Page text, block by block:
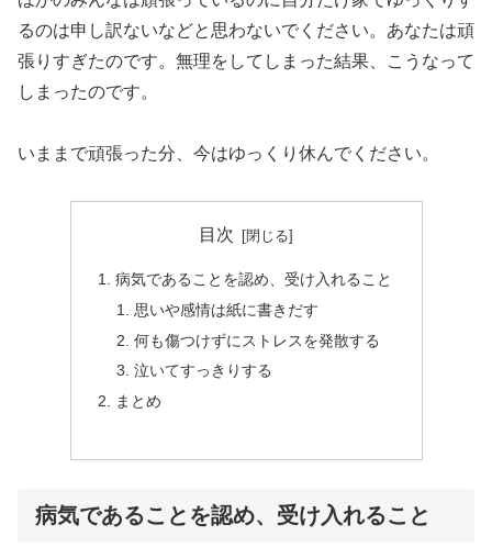
るのは申し訳ないなどと思わないでください。あなたは頑
張りすぎたのです。無理をしてしまった結果、こうなって
しまったのです。
いままで頑張った分、今はゆっくり休んでください。
目次
病気であることを認め、受け入れること
思いや感情は紙に書きだす
何も傷つけずにストレスを発散する
泣いてすっきりする
まとめ
病気であることを認め、受け入れること